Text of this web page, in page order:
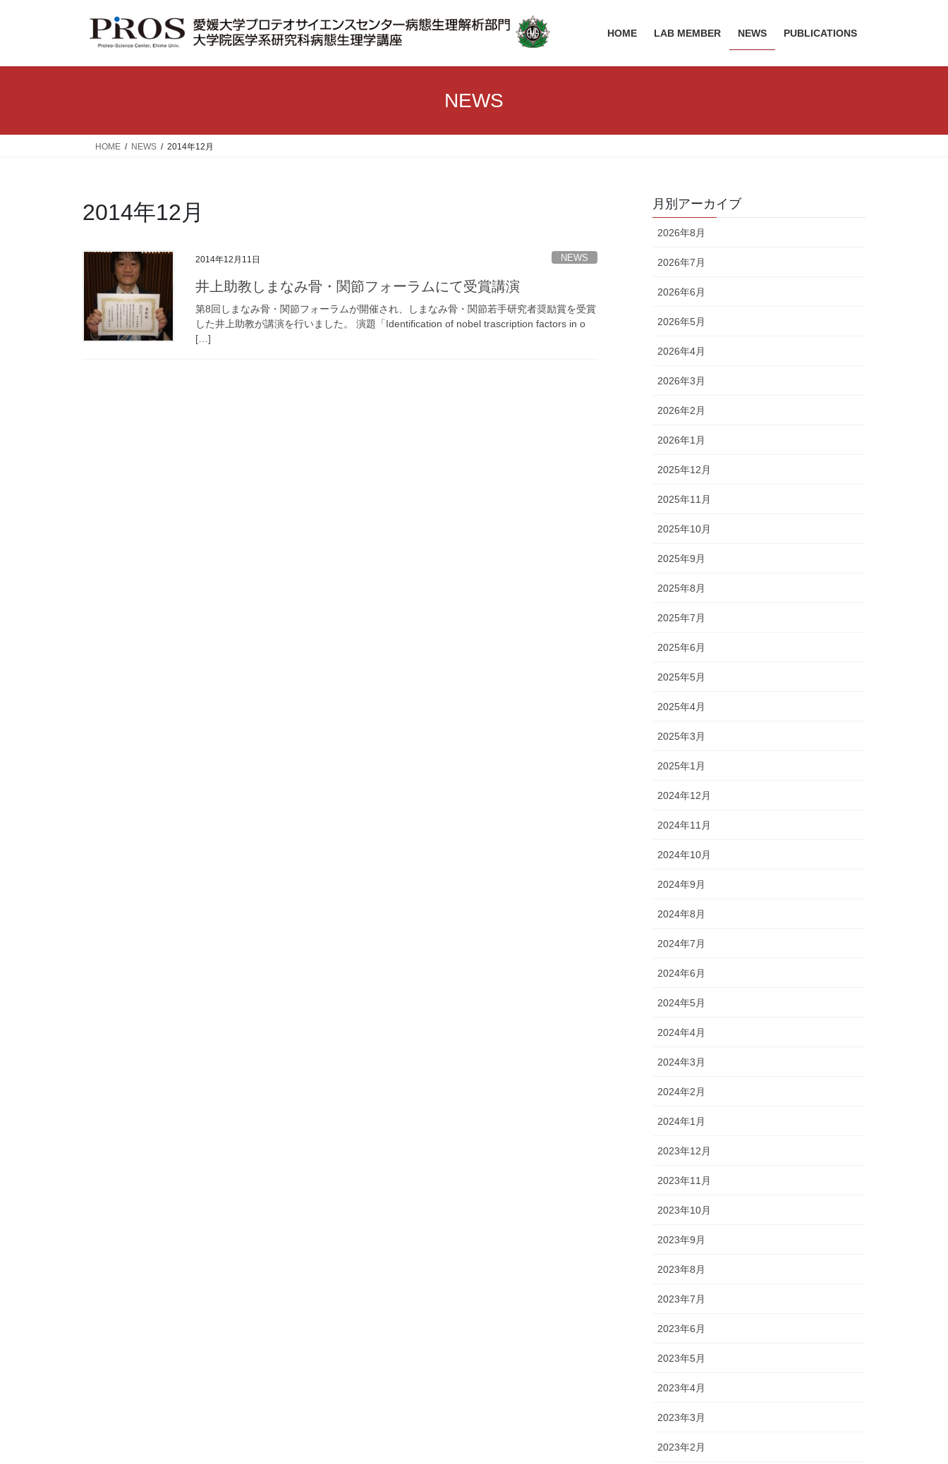
HOME LAB MEMBER NEWS PUBLICATIONS
NEWS
HOME NEWS 2014年12月
2014年12月
2014年12月11日 NEWS
井上助教しまなみ骨・関節フォーラムにて受賞講演
第8回しまなみ骨・関節フォーラムが開催され、しまなみ骨・関節若手研究者奨励賞を受賞
した井上助教が講演を行いました。 演題「Identification of nobel trascription factors in o
[…]
月別アーカイブ
2026年8月
2026年7月
2026年6月
2026年5月
2026年4月
2026年3月
2026年2月
2026年1月
2025年12月
2025年11月
2025年10月
2025年9月
2025年8月
2025年7月
2025年6月
2025年5月
2025年4月
2025年3月
2025年1月
2024年12月
2024年11月
2024年10月
2024年9月
2024年8月
2024年7月
2024年6月
2024年5月
2024年4月
2024年3月
2024年2月
2024年1月
2023年12月
2023年11月
2023年10月
2023年9月
2023年8月
2023年7月
2023年6月
2023年5月
2023年4月
2023年3月
2023年2月